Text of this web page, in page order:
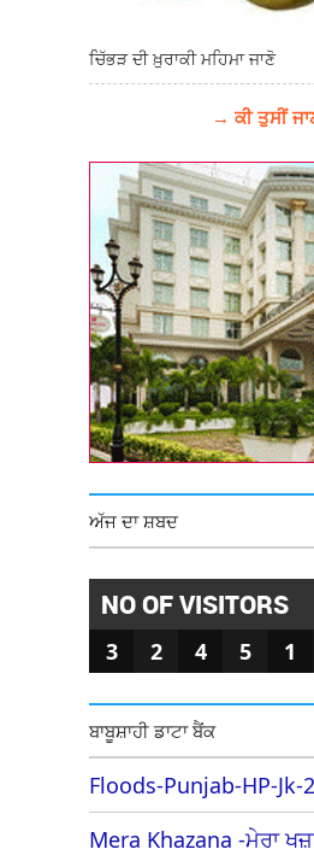
ਚਿੱਭੜ ਦੀ ਖ਼ੁਰਾਕੀ ਮਹਿਮਾ ਜਾਣੋ
→ ਕੀ ਤੁਸੀਂ
ਅੱਜ ਦਾ ਸ਼ਬਦ
NO OF VISITORS
3 2 4 5 1
ਬਾਬੂਸ਼ਾਹੀ ਡਾਟਾ ਬੈਂਕ
Floods-Punjab-HP-Jk-
Mera Khazana -ਮੇਰਾ